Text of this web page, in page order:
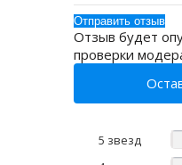
Отзыв будет
проверки
5 звезд